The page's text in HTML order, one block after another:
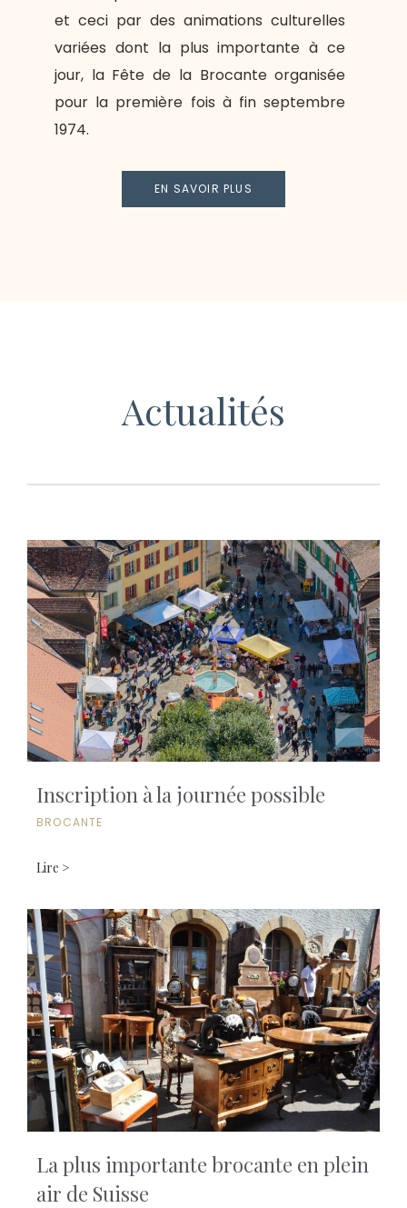
et ceci par des animations culturelles
variées dont la plus importante à ce
jour, la Fête de la Brocante organisée
pour la première fois à fin septembre
1974.
EN SAVOIR PLUS
Actualités
Inscription à la journée possible
BROCANTE
Lire >
La plus importante brocante en plein
air de Suisse